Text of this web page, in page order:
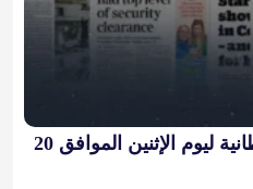
أبرز عناوين الصحف البريطانية ليوم الإثنين الموافق 20